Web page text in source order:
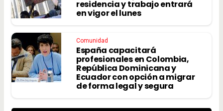
residencia y trabajo entrará
en vigor el lunes
Comunidad
España capacitará
profesionales en Colombia,
República Dominicana y
Ecuador con opción a migrar
de forma legal y segura